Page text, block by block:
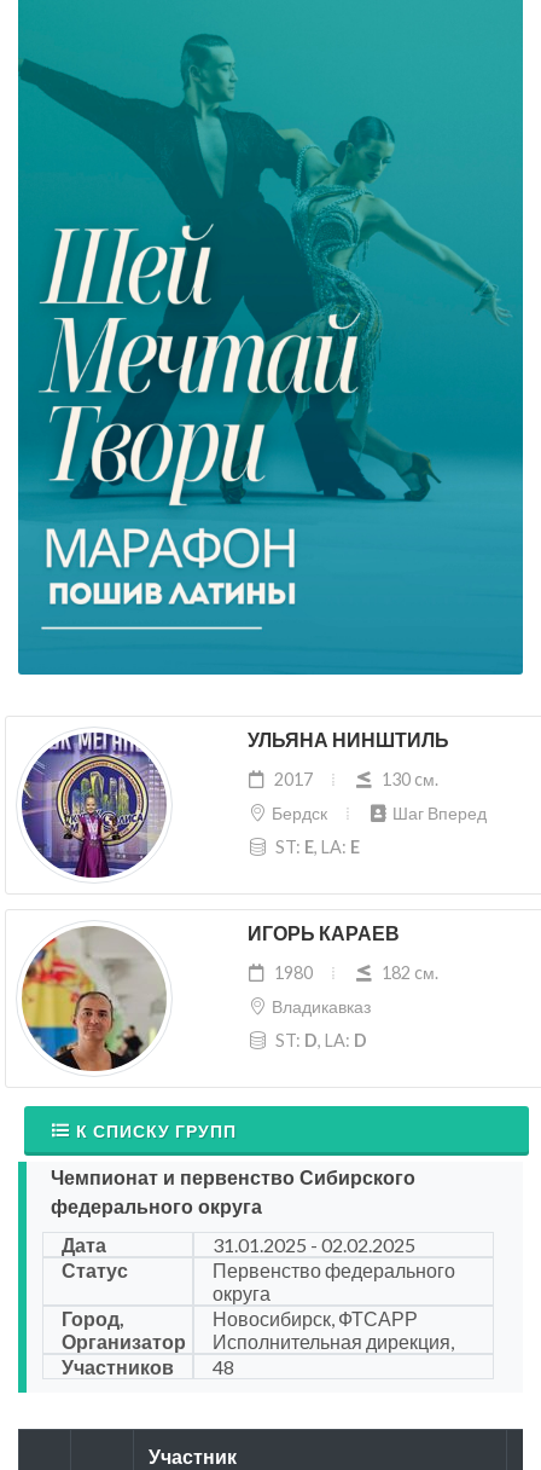
УЛЬЯНА НИНШТИЛЬ
2017
130 cм.
Бердск
Шаг Вперед
ST: E, LA: E
ИГОРЬ КАРАЕВ
1980
182 cм.
Владикавказ
ST: D, LA: D
К СПИСКУ ГРУПП
Чемпионат и первенство Сибирского
федерального округа
Дата
31.01.2025 - 02.02.2025
Статус
Первенство федерального
округа
Город,
Организатор
Новосибирск, ФТСАРР
Исполнительная дирекция,
Участников
48
Участник